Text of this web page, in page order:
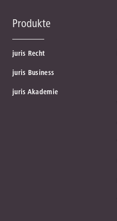
Produkte
juris Recht
juris Business
juris Akademie